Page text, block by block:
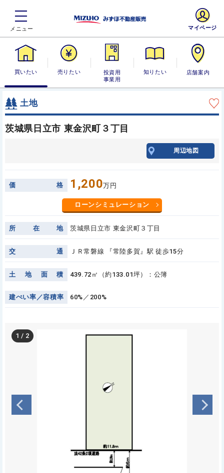
買いたい 売りたい
投資用・事業
用
知りたい 店舗案内
マイページ
土地
茨城県日立市 東金沢町３丁目
周辺地図
価 格 1,200万円
ローンシミュレーション
所 在 地 茨城県日立市 東金沢町３丁目
交 通 ＪＲ常磐線 『常陸多賀』駅 徒歩15分
土 地 面 積 439.72㎡（約133.01坪）：公簿
建ぺい率 ／容積率 60%／200%
1 / 2